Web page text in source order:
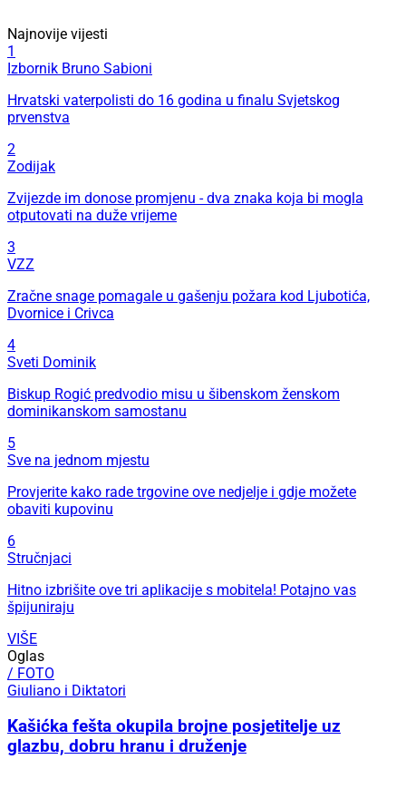
Najnovije vijesti
1
Izbornik Bruno Sabioni
Hrvatski vaterpolisti do 16 godina u finalu Svjetskog
prvenstva
2
Zodijak
Zvijezde im donose promjenu - dva znaka koja bi mogla
otputovati na duže vrijeme
3
VZZ
Zračne snage pomagale u gašenju požara kod Ljubotića,
Dvornice i Crivca
4
Sveti Dominik
Biskup Rogić predvodio misu u šibenskom ženskom
dominikanskom samostanu
5
Sve na jednom mjestu
Provjerite kako rade trgovine ove nedjelje i gdje možete
obaviti kupovinu
6
Stručnjaci
Hitno izbrišite ove tri aplikacije s mobitela! Potajno vas
špijuniraju
VIŠE
Oglas
/ FOTO
Giuliano i Diktatori
Kašićka fešta okupila brojne posjetitelje uz
glazbu, dobru hranu i druženje